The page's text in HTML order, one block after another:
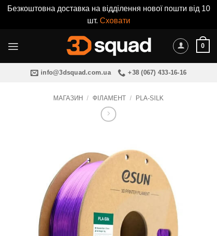
Безкоштовна доставка на відділення нової пошти від 10
шт. Сховати
0
info@3dsquad.com.ua +38 (067) 433-16-16
МАГАЗИН / ФІЛАМЕНТ / PLA-SILK